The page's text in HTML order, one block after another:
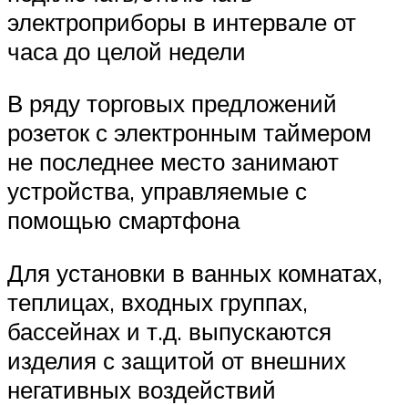
электроприборы в интервале от
часа до целой недели
В ряду торговых предложений
розеток с электронным таймером
не последнее место занимают
устройства, управляемые с
помощью смартфона
Для установки в ванных комнатах,
теплицах, входных группах,
бассейнах и т.д. выпускаются
изделия с защитой от внешних
негативных воздействий